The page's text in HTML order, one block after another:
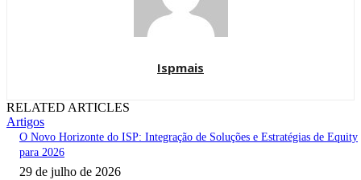
Ispmais
RELATED ARTICLES
Artigos
O Novo Horizonte do ISP: Integração de Soluções e Estratégias de Equity
para 2026
29 de julho de 2026